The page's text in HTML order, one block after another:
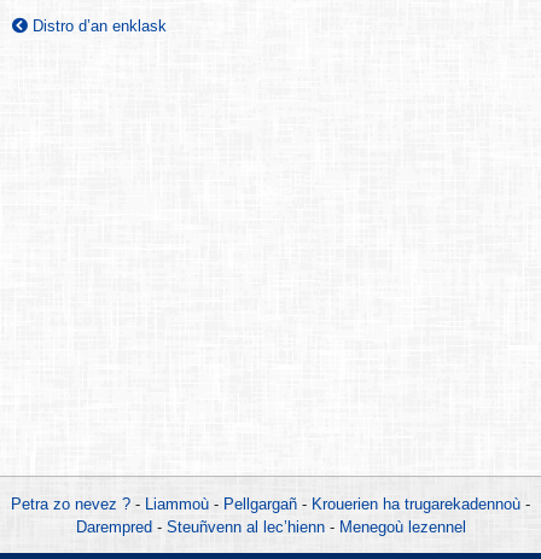
Distro d’an enklask
Petra zo nevez ? - Liammoù - Pellgargañ - Krouerien ha trugarekadennoù -
Darempred- Steuñvenn al lec’hienn- Menegoù lezennel